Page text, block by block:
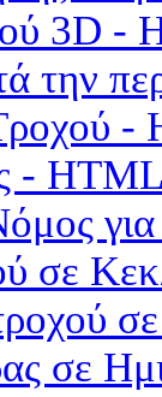
3D -
την
-
-
σε
σε